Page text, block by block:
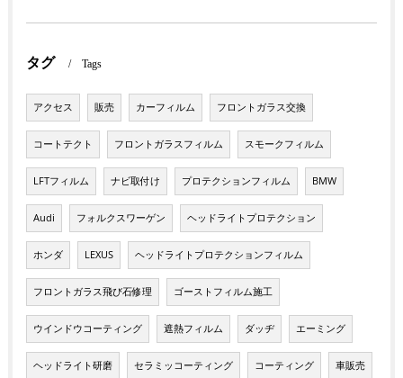
タグ Tags
アクセス 販売 カーフィルム フロントガラス交換
コートテクト フロントガラスフィルム スモークフィルム
LFTフィルム ナビ取付け プロテクションフィルム BMW
Audi フォルクスワーゲン ヘッドライトプロテクション
ホンダ LEXUS ヘッドライトプロテクションフィルム
フロントガラス飛び石修理 ゴーストフィルム施工
ウインドウコーティング 遮熱フィルム ダッヂ エーミング
ヘッドライト研磨 セラミッコーティング コーティング 車販売